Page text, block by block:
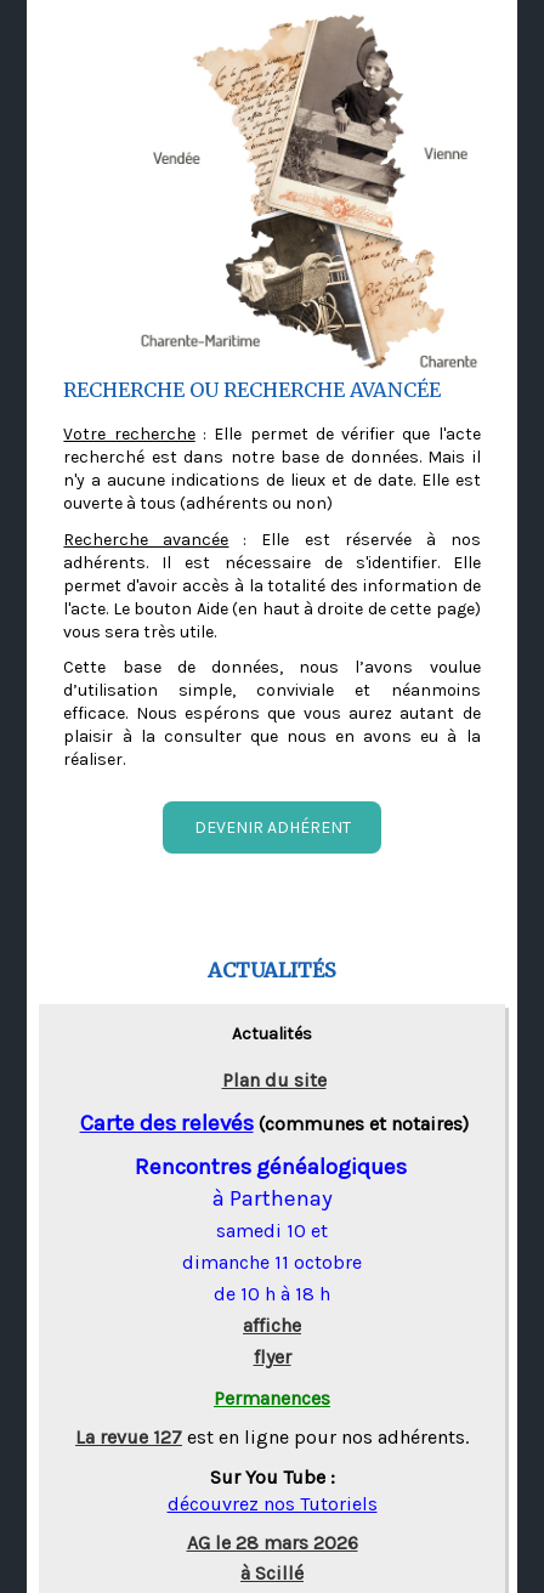
RECHERCHE OU RECHERCHE AVANCÉE
Votre recherche: Elle permet de vérifier que l'acte
recherché est dans notre base de données. Mais il
n'y a aucune indications de lieux et de date. Elle est
ouverte à tous (adhérents ou non)
Recherche avancée : Elle est réservée à nos
adhérents. Il est nécessaire de s'identifier. Elle
permet d'avoir accès à la totalité des information de
l'acte. Le bouton Aide (en haut à droite de cette page)
vous sera très utile.
Cette base de données, nous l’avons voulue
d’utilisation simple, conviviale et néanmoins
efficace. Nous espérons que vous aurez autant de
plaisir à la consulter que nous en avons eu à la
réaliser.
DEVENIR ADHÉRENT
ACTUALITÉS
Actualités
Plan du site
Carte des relevés(communes et notaires)
Rencontres généalogiques
à Parthenay
samedi 10 et
dimanche 11 octobre
de 10 h à 18 h
affiche
flyer
Permanences
La revue 127 est en ligne pour nos adhérents.
Sur You Tube :
découvrez nos Tutoriels
AG le 28 mars 2026
à Scillé